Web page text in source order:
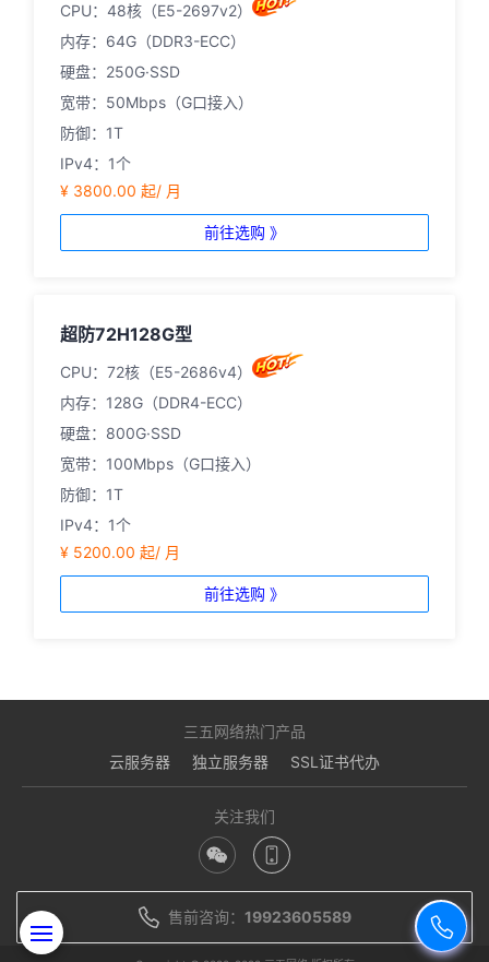
CPU：48核（E5-2697v2）
内存：64G（DDR3-ECC）
硬盘：250G·SSD
宽带：50Mbps（G口接入）
防御：1T
IPv4：1个
¥ 3800.00 起/ 月
前往选购 》
超防72H128G型
CPU：72核（E5-2686v4）
内存：128G（DDR4-ECC）
硬盘：800G·SSD
宽带：100Mbps（G口接入）
防御：1T
IPv4：1个
¥ 5200.00 起/ 月
前往选购 》
三五网络热门产品
云服务器
独立服务器 SSL证书代办
关注我们
售前咨询： 19923605589